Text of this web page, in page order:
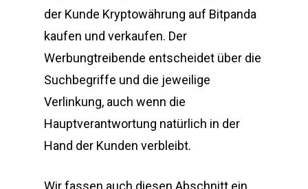
der Kunde Kryptowährung auf Bitpanda
kaufen und verkaufen. Der
Werbungtreibende entscheidet über die
Suchbegriffe und die jeweilige
Verlinkung, auch wenn die
Hauptverantwortung natürlich in der
Hand der Kunden verbleibt.
Wir fassen auch diesen Abschnitt ein